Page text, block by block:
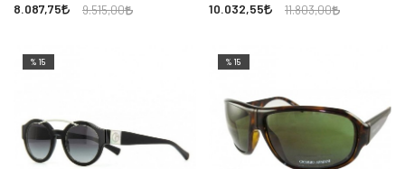
8.087,75 9.515,00 10.032,55 11.803,00
%15 %15